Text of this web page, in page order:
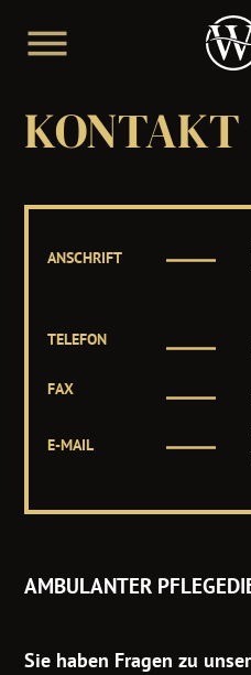
Arzthelferin
KONTAKT
ANSCHRIFT
TELEFON
FAX
E-MAIL
AMBULANTER
Sie haben Fragen zu